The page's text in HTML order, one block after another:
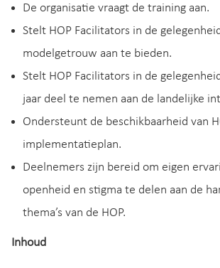
De organisatie vraagt de training aan.
Stelt HOP Facilitators in de
modelgetrouw aan te bieden.
Stelt HOP Facilitators in de
jaar deel te nemen aan de landelijke
Ondersteunt de beschikbaarheid van
implementatieplan.
Deelnemers zijn bereid om eigen
openheid en stigma te delen aan de
thema’s van de HOP.
Inhoud